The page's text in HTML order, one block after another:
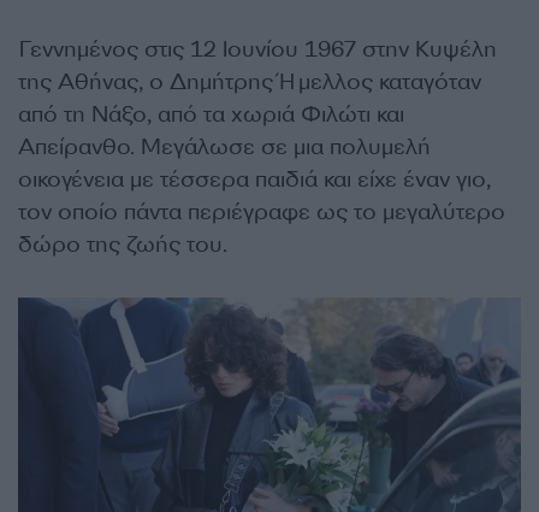
Γεννημένος στις 12 Ιουνίου 1967 στην Κυψέλη
της Αθήνας, ο Δημήτρης Ήμελλος καταγόταν
από τη Νάξο, από τα χωριά Φιλώτι και
Απείρανθο. Μεγάλωσε σε μια πολυμελή
οικογένεια με τέσσερα παιδιά και είχε έναν γιο,
τον οποίο πάντα περιέγραφε ως το μεγαλύτερο
δώρο της ζωής του.